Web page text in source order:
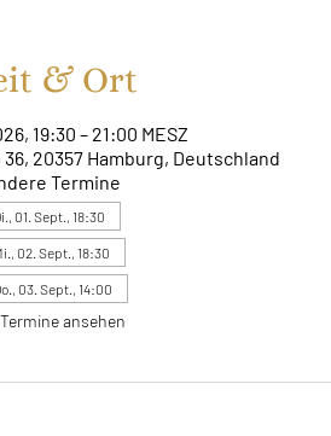
& Ort
19:30 – 21:00 MESZ
20357 Hamburg, Deutschland
Termine
01. Sept., 18:30
02. Sept., 18:30
03. Sept., 14:00
ansehen